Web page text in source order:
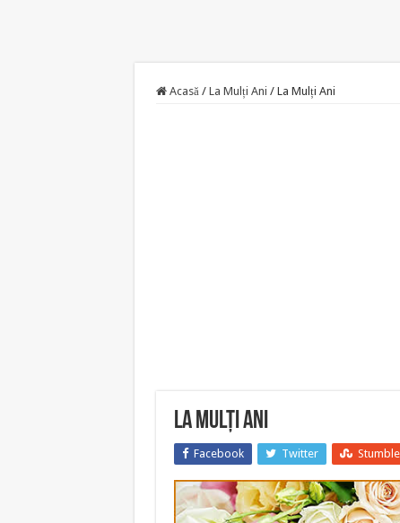
Acasă / La Mulți Ani / La Mulți Ani
La Mulți Ani
Facebook Twitter